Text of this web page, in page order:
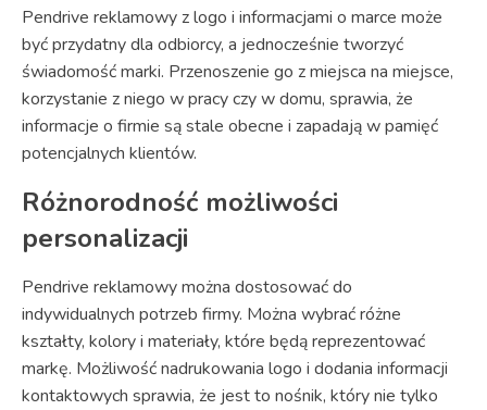
Pendrive reklamowy z logo i informacjami o marce może
być przydatny dla odbiorcy, a jednocześnie tworzyć
świadomość marki. Przenoszenie go z miejsca na miejsce,
korzystanie z niego w pracy czy w domu, sprawia, że
informacje o firmie są stale obecne i zapadają w pamięć
potencjalnych klientów.
Różnorodność możliwości
personalizacji
Pendrive reklamowy można dostosować do
indywidualnych potrzeb firmy. Można wybrać różne
kształty, kolory i materiały, które będą reprezentować
markę. Możliwość nadrukowania logo i dodania informacji
kontaktowych sprawia, że jest to nośnik, który nie tylko